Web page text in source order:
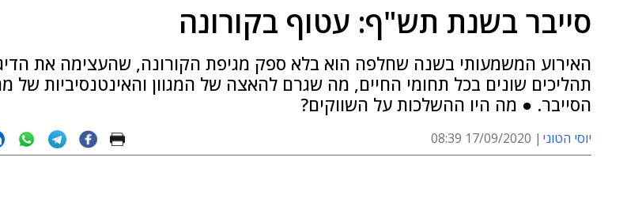
סייבר בשנת תש"ף: עטוף בקורונה
האירוע המשמעותי בשנה שחלפה הוא בלא ספק מגיפת הקורונה, שהעצימה את
תהליכים שונים בכל תחומי החיים, מה שגרם להאצה של המגוון והאינטנסיביות של
הסייבר. ● מה היו ההשלכות על השווקים?
יוסי הטוני 17/09/2020 08:39